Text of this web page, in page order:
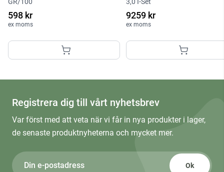
598 kr
ex moms
9259 kr
ex moms
Registrera dig till vårt nyhetsbrev
Var först med att veta när vi får in nya produkter i lager,
de senaste produktnyheterna och mycket mer.
Ok